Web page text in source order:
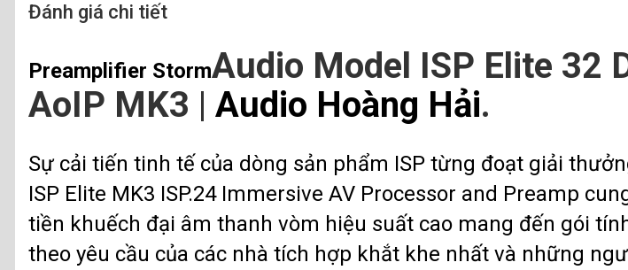
Đánh giá chi tiết
Preamplifier StormAudio Model ISP Elite 32
AoIP MK3 | Audio Hoàng Hải.
Sự cải tiến tinh tế của dòng sản phẩm ISP từng đoạt giải
ISP Elite MK3 ISP.24 Immersive AV Processor and Preamp
tiền khuếch đại âm thanh vòm hiệu suất cao mang đến gói
theo yêu cầu của các nhà tích hợp khắt khe nhất và những